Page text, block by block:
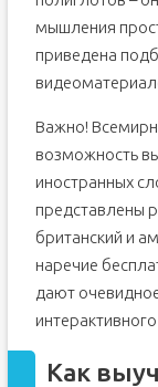
мышления
приведена
Важно!
возможность
иностранных
представлены
британский и
наречие
дают
Как